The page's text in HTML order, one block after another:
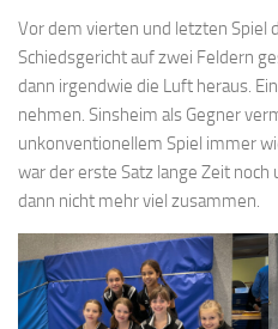
Vor dem vierten und letzten Spiel
Schiedsgericht auf zwei Feldern
dann irgendwie die Luft heraus.
nehmen. Sinsheim als Gegner
unkonventionellem Spiel immer
war der erste Satz lange Zeit
dann nicht mehr viel zusammen.